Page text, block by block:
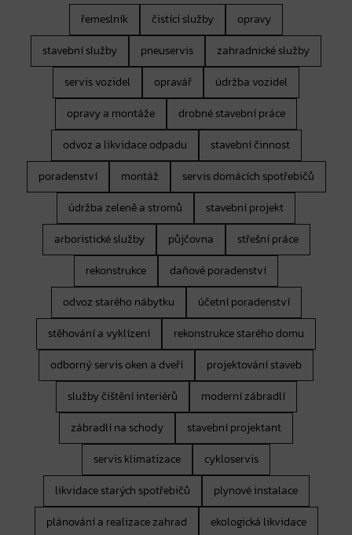
řemeslník čistící služby
opravy
stavební služby
pneuservis
zahradnické služby
servis vozidel
opravář
údržba vozidel
opravy a montáže
drobné stavební práce
odvoz a likvidace odpadu
stavební činnost
poradenství
montáž
servis domácích spotřebičů
údržba zeleně a stromů
stavební projekt
arboristické služby
půjčovna
střešní práce
rekonstrukce
daňové poradenství
odvoz starého nábytku
účetní poradenství
stěhování a vyklízení
rekonstrukce starého domu
odborný servis oken a dveří
projektování staveb
služby čištění interiérů
moderní zábradlí
zábradlí na schody
stavební projektant
servis klimatizace
cykloservis
likvidace starých spotřebičů
plynové instalace
plánování a realizace zahrad
ekologická likvidace